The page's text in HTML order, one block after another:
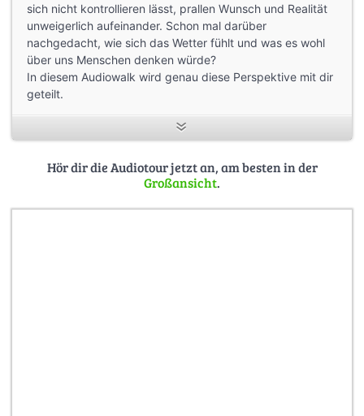
sich nicht kontrollieren lässt, prallen Wunsch und Realität
unweigerlich aufeinander. Schon mal darüber
nachgedacht, wie sich das Wetter fühlt und was es wohl
über uns Menschen denken würde?
In diesem Audiowalk wird genau diese Perspektive mit dir
geteilt.
Hör dir die Audiotour jetzt an, am besten in der
Großansicht.